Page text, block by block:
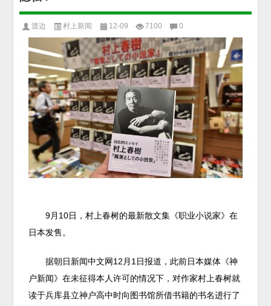
渡边 村上新闻 12-09 7100 0
9月10日，村上春树的最新散文集《职业小说家》在
日本发售。
据朝日新闻中文网12月1日报道，此前日本媒体《神
户新闻》在未征得本人许可的情况下，对作家村上春树就
读于兵库县立神户高中时向图书馆所借书籍的书名进行了